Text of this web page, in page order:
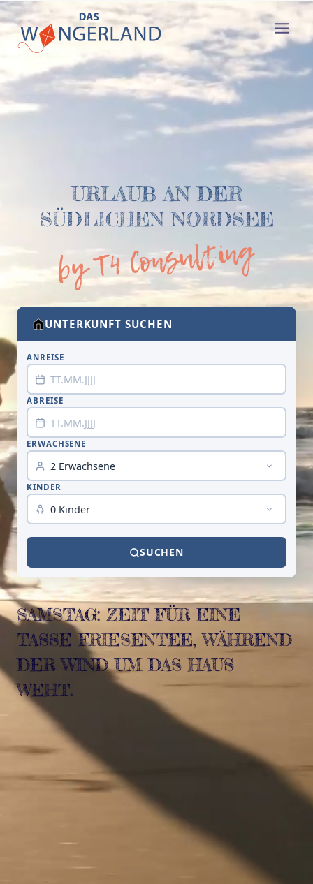
Zum
Inhalt
springen
URLAUB AN DER
SÜDLICHEN NORDSEE
UNTERKUNFT SUCHEN
ANREISE
ABREISE
ERWACHSENE
KINDER
SUCHEN
SAMSTAG: ZEIT FÜR EINE
TASSE FRIESENTEE, WÄHREND
DER WIND UM DAS HAUS
WEHT.